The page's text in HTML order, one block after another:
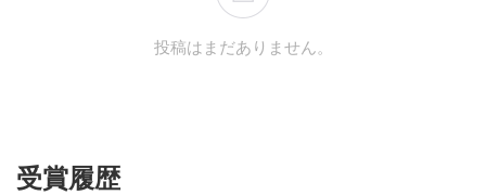
投稿はまだありません。
受賞履歴